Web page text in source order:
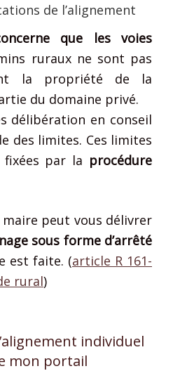
de l’alignement
que les voies
ruraux ne sont pas
la propriété de la
du domaine privé.
délibération en conseil
des limites. Ces limites
par la procédure
peut vous délivrer
sous forme d’arrêté
est faite. (article R 161-
rural)
individuel
mon portail